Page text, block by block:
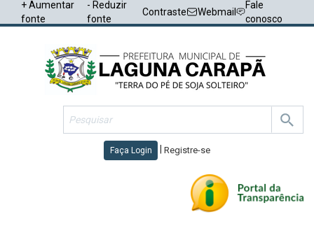
+ Aumentar
fonte
- Reduzir
fonte
Contraste Webmail
Fale
conosco
Faça Login Registre-se